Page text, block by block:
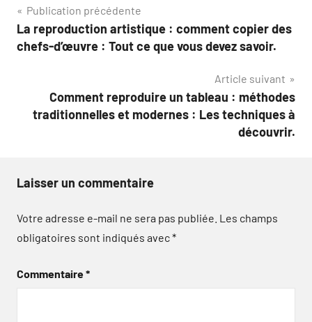
Navigation
de
Publication précédente
La reproduction artistique : comment copier des
chefs-d’œuvre : Tout ce que vous devez savoir.
Article suivant
Comment reproduire un tableau : méthodes
traditionnelles et modernes : Les techniques à
découvrir.
Laisser un commentaire
Votre adresse e-mail ne sera pas publiée. Les champs
obligatoires sont indiqués avec*
Commentaire*